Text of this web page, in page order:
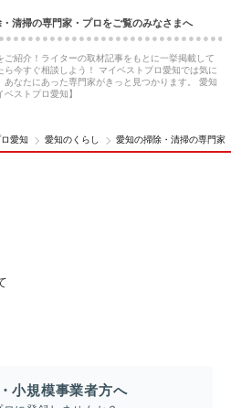
清掃の専門家・プロをご覧のみなさまへ
紹介！ライターの取材記事をもとに一挙掲載して
今すぐ相談しよう！ マイベストプロ愛知では気に
なたにあった専門家がきっと見つかります。 愛知
ストプロ愛知】
愛知 愛知のくらし 愛知の掃除・清掃の専門家
小規模事業者方へ